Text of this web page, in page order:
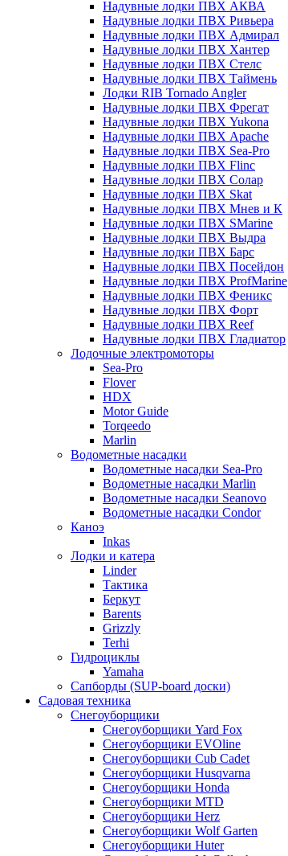
Надувные лодки ПВХ АКВА
Надувные лодки ПВХ Ривьера
Надувные лодки ПВХ Адмирал
Надувные лодки ПВХ Хантер
Надувные лодки ПВХ Стелс
Надувные лодки ПВХ Таймень
Лодки RIB Tornado Angler
Надувные лодки ПВХ Фрегат
Надувные лодки ПВХ Yukona
Надувные лодки ПВХ Apache
Надувные лодки ПВХ Sea-Pro
Надувные лодки ПВХ Flinc
Надувные лодки ПВХ Солар
Надувные лодки ПВХ Skat
Надувные лодки ПВХ Мнев и К
Надувные лодки ПВХ SMarine
Надувные лодки ПВХ Выдра
Надувные лодки ПВХ Барс
Надувные лодки ПВХ Посейдон
Надувные лодки ПВХ ProfMarine
Надувные лодки ПВХ Феникс
Надувные лодки ПВХ Форт
Надувные лодки ПВХ Reef
Надувные лодки ПВХ Гладиатор
Лодочные электромоторы
Sea-Pro
Flover
HDX
Motor Guide
Torqeedo
Marlin
Водометные насадки
Водометные насадки Sea-Pro
Водометные насадки Marlin
Водометные насадки Seanovo
Водометные насадки Condor
Каноэ
Inkas
Лодки и катера
Linder
Тактика
Беркут
Barents
Grizzly
Terhi
Гидроциклы
Yamaha
Сапборды (SUP-board доски)
Садовая техника
Снегоуборщики
Снегоуборщики Yard Fox
Снегоуборщики EVOline
Снегоуборщики Cub Cadet
Снегоуборщики Husqvarna
Снегоуборщики Honda
Снегоуборщики MTD
Снегоуборщики Herz
Снегоуборщики Wolf Garten
Снегоуборщики Huter